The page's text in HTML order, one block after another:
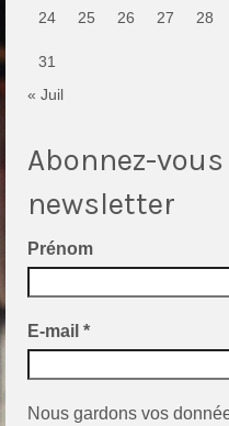
24 25 26 27 28
31
« Juil
Abonnez-
newsletter
Prénom
E-mail *
Nous gardons vos